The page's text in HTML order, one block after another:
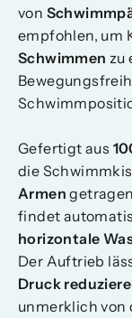
von
empfohlen, um
Schwimmen zu
Gefertigt aus
die
Armen
findet
horizontale
Der Auftrieb
Druck
unmerklich von